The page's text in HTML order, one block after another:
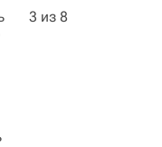
3 из 8